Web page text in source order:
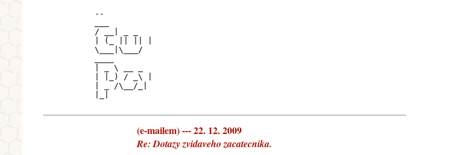
--
/ __| _ _
| (_ || || |
\___|\___/
| _ \ __ _
| |_) / _\ |
| _ /\__/_|
(e-mailem) --- 22. 12. 2009
Re: Dotazy zvidaveho zacatecnika.